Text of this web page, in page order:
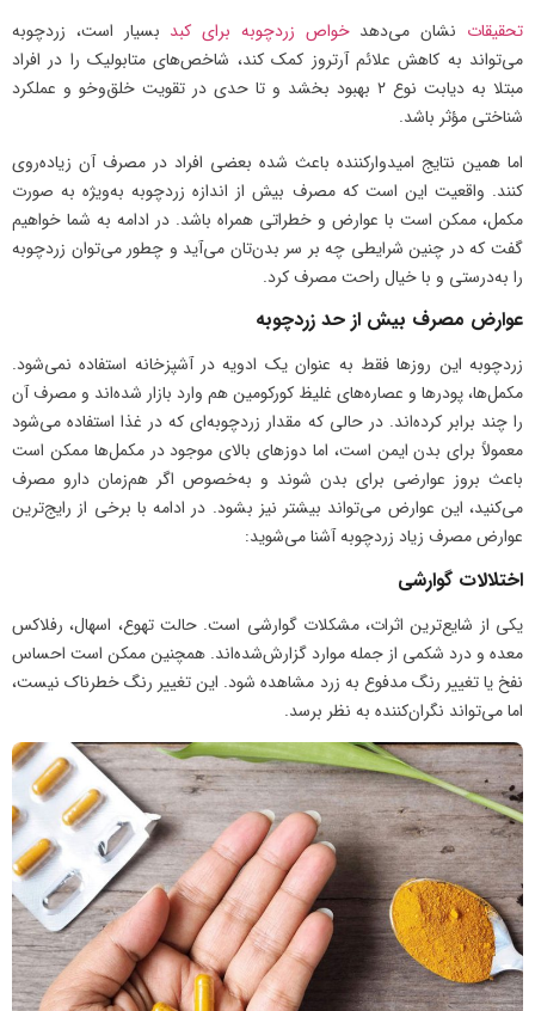
تحقیقات نشان می‌دهدخواص زردچوبه برای کبد بسیار است، زردچوبه
می‌تواند به کاهش علائم آرتروز کمک کند، شاخص‌های متابولیک را در افراد
مبتلا به دیابت نوع ۲ بهبود بخشد و تا حدی در تقویت خلق‌وخو و عملکرد
شناختی مؤثر باشد.
اما همین نتایج امیدوارکننده باعث شده بعضی افراد در مصرف آن زیاده‌روی
کنند. واقعیت این است که مصرف بیش از اندازه زردچوبه به‌ویژه به صورت
مکمل، ممکن است با عوارض و خطراتی همراه باشد. در ادامه به شما خواهیم
گفت که در چنین شرایطی چه بر سر بدن‌تان می‌آید و چطور می‌توان زردچوبه
را به‌درستی و با خیال راحت مصرف کرد.
عوارض مصرف بیش از حد زردچوبه
زردچوبه این روزها فقط به عنوان یک ادویه‌ در آشپزخانه استفاده نمی‌شود.
مکمل‌ها، پودرها و عصاره‌های غلیظ کورکومین هم وارد بازار شده‌اند و مصرف آن
را چند برابر کرده‌اند. در حالی‌ که مقدار زردچوبه‌ای که در غذا استفاده می‌شود
معمولاً برای بدن ایمن است، اما دوزهای بالای موجود در مکمل‌ها ممکن است
باعث بروز عوارضی برای بدن شوند و به‌خصوص اگر هم‌زمان دارو مصرف
می‌کنید، این عوارض می‌تواند بیشتر نیز بشود. در ادامه با برخی از رایج‌ترین
عوارض مصرف زیاد زردچوبه آشنا می‌شوید:
اختلالات گوارشی
یکی از شایع‌ترین اثرات، مشکلات گوارشی است. حالت تهوع، اسهال، رفلاکس
معده و درد شکمی از جمله موارد گزارش‌شده‌اند. همچنین ممکن است احساس
نفخ یا تغییر رنگ مدفوع به زرد مشاهده شود. این تغییر رنگ خطرناک نیست،
اما می‌تواند نگران‌کننده به نظر برسد.